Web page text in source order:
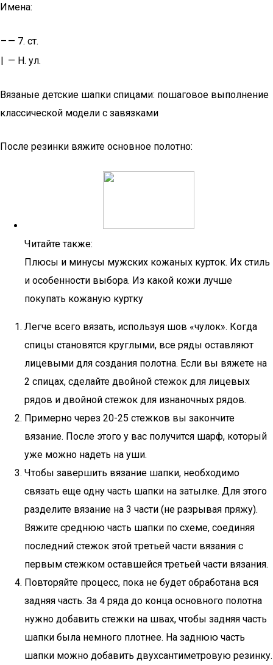
Имена:
– — 7. ст.
| — Н. ул.
Вязаные детские шапки спицами: пошаговое выполнение
классической модели с завязками
После резинки вяжите основное полотно:
Читайте также:
Плюсы и минусы мужских кожаных курток. Их стиль
и особенности выбора. Из какой кожи лучше
покупать кожаную куртку
Легче всего вязать, используя шов «чулок». Когда
спицы становятся круглыми, все ряды оставляют
лицевыми для создания полотна. Если вы вяжете на
2 спицах, сделайте двойной стежок для лицевых
рядов и двойной стежок для изнаночных рядов.
Примерно через 20-25 стежков вы закончите
вязание. После этого у вас получится шарф, который
уже можно надеть на уши.
Чтобы завершить вязание шапки, необходимо
связать еще одну часть шапки на затылке. Для этого
разделите вязание на 3 части (не разрывая пряжу).
Вяжите среднюю часть шапки по схеме, соединяя
последний стежок этой третьей части вязания с
первым стежком оставшейся третьей части вязания.
Повторяйте процесс, пока не будет обработана вся
задняя часть. За 4 ряда до конца основного полотна
нужно добавить стежки на швах, чтобы задняя часть
шапки была немного плотнее. На заднюю часть
шапки можно добавить двухсантиметровую резинку.